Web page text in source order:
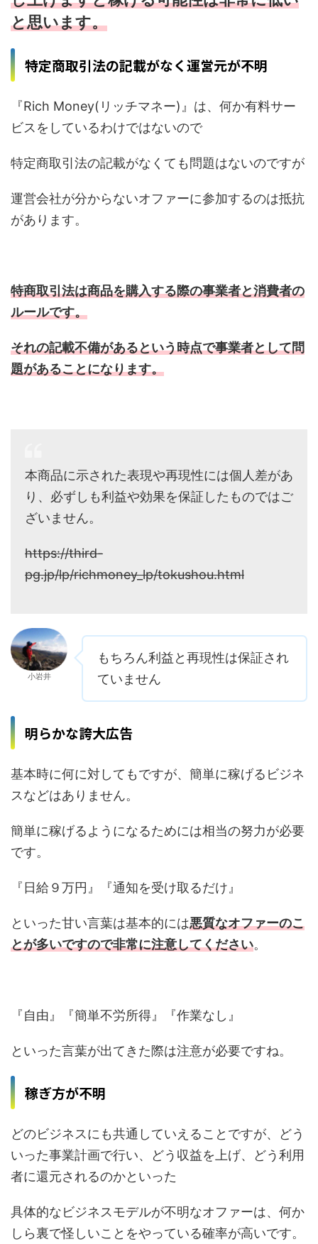
と思います。
特定商取引法の記載がなく運営元が不明
『Rich Money(リッチマネー)』は、何か有料サー
ビスをしているわけではないので
特定商取引法の記載がなくても問題はないのですが
運営会社が分からないオファーに参加するのは抵抗
があります。
特商取引法は商品を購入する際の事業者と消費者の
ルールです。
それの記載不備があるという時点で事業者として問
題があることになります。
本商品に示された表現や再現性には個人差があ
り、必ずしも利益や効果を保証したものではご
ざいません。
https://third-
pg.jp/lp/richmoney_lp/tokushou.html
小岩井
もちろん利益と再現性は保証され
ていません
明らかな誇大広告
基本時に何に対してもですが、簡単に稼げるビジネ
スなどはありません。
簡単に稼げるようになるためには相当の努力が必要
です。
『日給９万円』『通知を受け取るだけ』
といった甘い言葉は基本的には悪質なオファーのこ
とが多いですので非常に注意してください。
『自由』『簡単不労所得』『作業なし』
といった言葉が出てきた際は注意が必要ですね。
稼ぎ方が不明
どのビジネスにも共通していえることですが、どう
いった事業計画で行い、どう収益を上げ、どう利用
者に還元されるのかといった
具体的なビジネスモデルが不明なオファーは、何か
しら裏で怪しいことをやっている確率が高いです。